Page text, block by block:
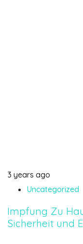
3 years ago
Uncategorized
Impfung Zu
Sicherheit und